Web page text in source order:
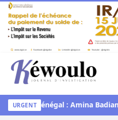
Aller au contenu
Kéwoulo, le premier site
URGENT
Miss Sénégal : Amina